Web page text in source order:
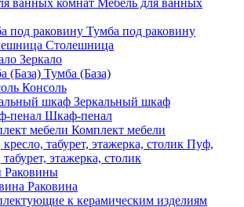
Мебель для ванных
Тумба под раковину
Столешница
Зеркало
Тумба (База)
Консоль
Зеркальный шкаф
Шкаф-пенал
Комплект мебели
Пуф,
табурет, этажерка, столик
Раковины
Раковина